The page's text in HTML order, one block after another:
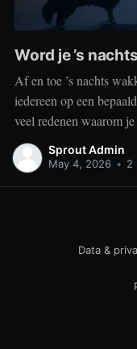
Word je ’s
Af en toe ’s nachts
iedereen op een
veel redenen waarom
het toilet moeten, je
slaap beïnvloeden. Dit
Sprout Admin
May 4, 2026 • 2
Data &